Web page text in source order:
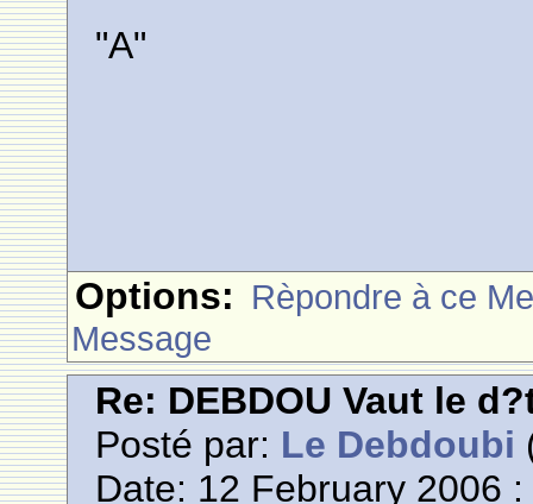
"A"
Options: Rèpondre à ce
Message
Re: DEBDOU Vaut le
Posté par: Le Debdoubi
Date: 12 February 2006